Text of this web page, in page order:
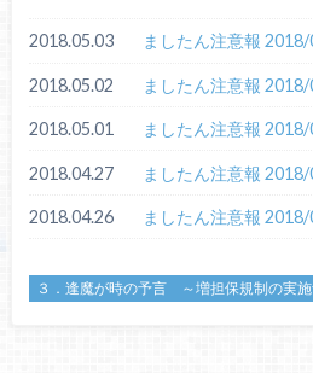
2018.05.03 ましたん注意報
2018.05.02 ましたん注意報
2018.05.01 ましたん注意報 2018/
2018.04.27 ましたん注意報
2018.04.26 ましたん注意報
３．逢魔が時の予言 ～増担保規制の実